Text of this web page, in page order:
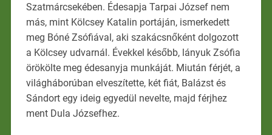
Szatmárcsekében. Édesapja Tarpai József nem
más, mint Kölcsey Katalin portáján, ismerkedett
meg Bóné Zsófiával, aki szakácsnőként dolgozott
a Kölcsey udvarnál. Évekkel később, lányuk Zsófia
örökölte meg édesanyja munkáját. Miután férjét, a
világháborúban elveszítette, két fiát, Balázst és
Sándort egy ideig egyedül nevelte, majd férjhez
ment Dula Józsefhez.